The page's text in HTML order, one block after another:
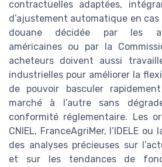
contractuelles adaptées,
d’ajustement automatique en
douane décidée par les
américaines ou par la
acheteurs doivent aussi
industrielles pour améliorer la
de pouvoir basculer
marché à l’autre sans
conformité réglementaire. Les
CNIEL, FranceAgriMer, l’IDELE
des analyses précieuses sur
et sur les tendances de